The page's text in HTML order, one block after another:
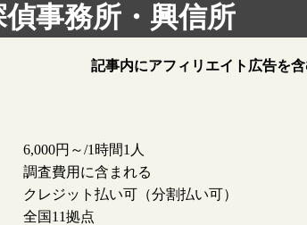
事務所・興信所
記事内にアフィリエイト広告を
6,000円～/1時間1人
調査費用に含まれる
クレジット払い可（分割払い可）
全国11拠点